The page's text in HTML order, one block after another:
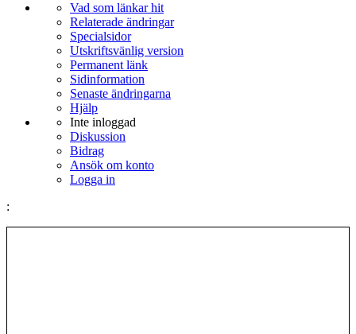
Vad som länkar hit
Relaterade ändringar
Specialsidor
Utskriftsvänlig version
Permanent länk
Sidinformation
Senaste ändringarna
Hjälp
Inte inloggad
Diskussion
Bidrag
Ansök om konto
Logga in
: